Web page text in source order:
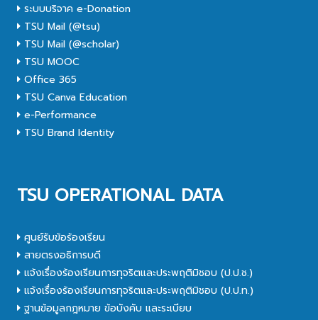
ระบบบริจาค e-Donation
TSU Mail (@tsu)
TSU Mail (@scholar)
TSU MOOC
Office 365
TSU Canva Education
e-Performance
TSU Brand Identity
TSU OPERATIONAL DATA
ศูนย์รับข้อร้องเรียน
สายตรงอธิการบดี
แจ้งเรื่องร้องเรียนการทุจริตและประพฤติมิชอบ (ป.ป.ช.)
แจ้งเรื่องร้องเรียนการทุจริตและประพฤติมิชอบ (ป.ป.ท.)
ฐานข้อมูลกฎหมาย ข้อบังคับ และระเบียบ